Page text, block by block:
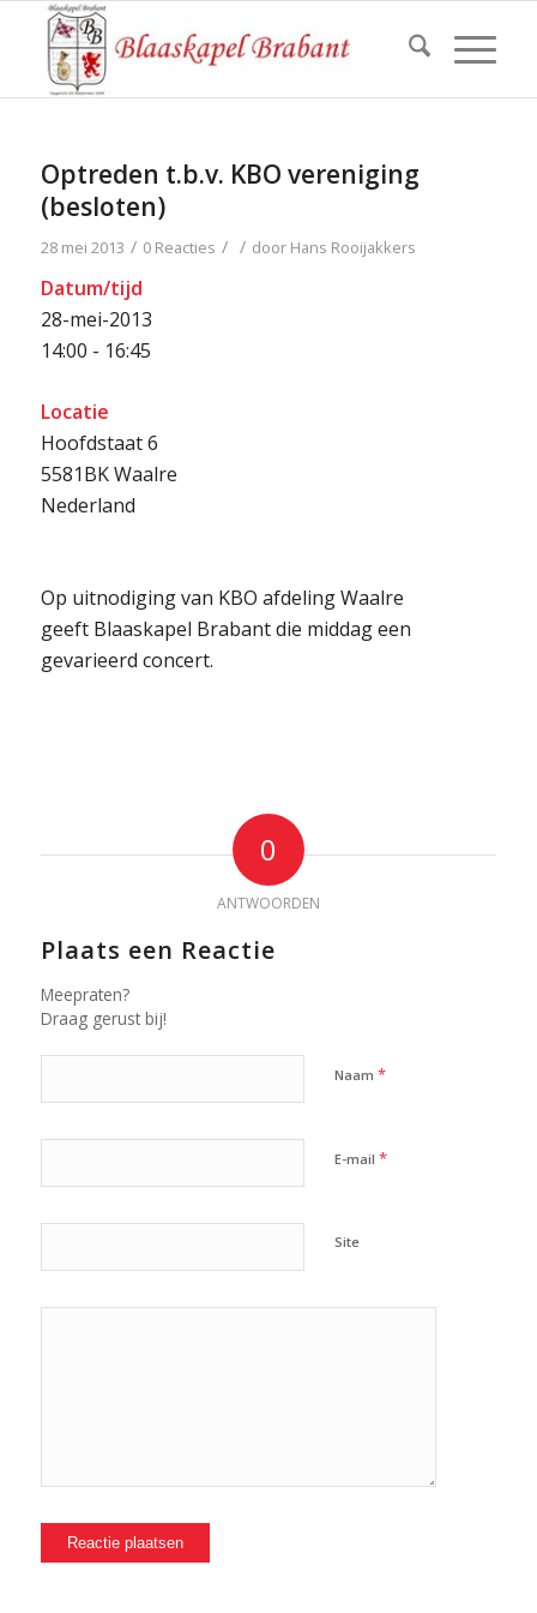
Optreden t.b.v. KBO vereniging
(besloten)
28 mei 2013 / 0 Reacties / / door Hans Rooijakkers
Datum/tijd
28-mei-2013
14:00 - 16:45
Locatie
Hoofdstaat 6
5581BK Waalre
Nederland
Op uitnodiging van KBO afdeling Waalre
geeft Blaaskapel Brabant die middag een
gevarieerd concert.
0
ANTWOORDEN
Plaats een Reactie
Meepraten?
Draag gerust bij!
Naam *
E-mail *
Site